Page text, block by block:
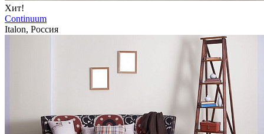
Хит!
Continuum
Italon, Россия